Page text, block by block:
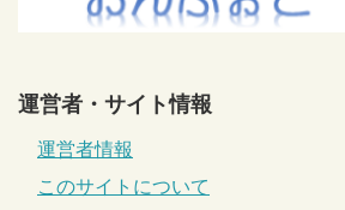
運営者・サイト情報
運営者情報
このサイトについて